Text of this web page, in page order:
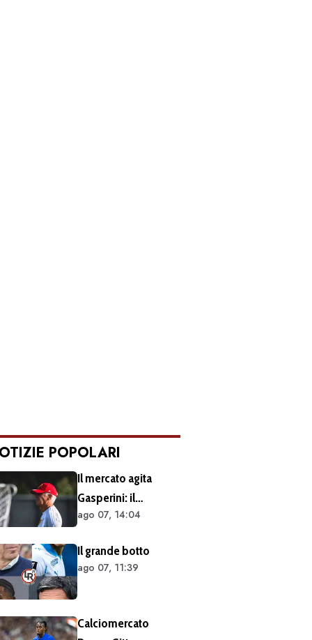
POPOLARI
Il mercato agita
Gasperini: il
retroscena dietro al
Ecco cosa è emerso
dal meeting con la
ago 07, 14:04
Il grande botto
ago 07, 11:39
Calciomercato